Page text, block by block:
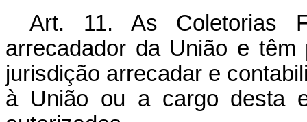
Art. 11. As Coletorias
arrecadador da União e
jurisdição arrecadar e
à União ou a cargo desta